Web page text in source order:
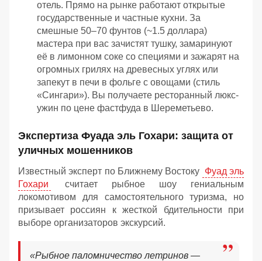
отель. Прямо на рынке работают открытые
государственные и частные кухни. За
смешные 50–70 фунтов (~1.5 доллара)
мастера при вас зачистят тушку, замаринуют
её в лимонном соке со специями и зажарят на
огромных грилях на древесных углях или
запекут в печи в фольге с овощами (стиль
«Сингари»). Вы получаете ресторанный люкс-
ужин по цене фастфуда в Шереметьево.
Экспертиза Фуада эль Гохари: защита от
уличных мошенников
Известный эксперт по Ближнему Востоку Фуад эль
Гохари
считает рыбное шоу гениальным
локомотивом для самостоятельного туризма, но
призывает россиян к жесткой бдительности при
выборе организаторов экскурсий.
«Рыбное паломничество летринов —